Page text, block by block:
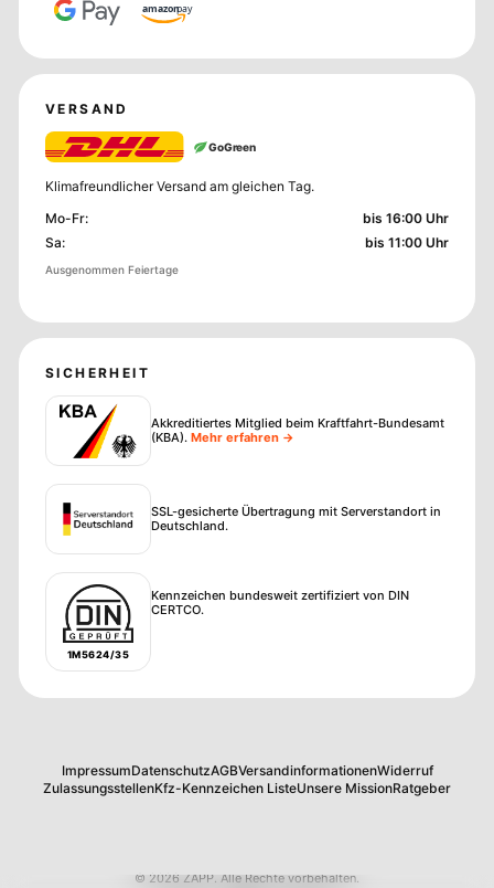
amazonpay
VERSAND
GoGreen
Klimafreundlicher Versand am gleichen Tag.
Mo-Fr:
bis 16:00 Uhr
Sa: bis 11:00 Uhr
Ausgenommen Feiertage
SICHERHEIT
Akkreditiertes Mitglied beim Kraftfahrt-Bundesamt
(KBA). Mehr erfahren →
SSL-gesicherte Übertragung mit Serverstandort in
Deutschland.
1M5624/35
Kennzeichen bundesweit zertifiziert von DIN
CERTCO.
ImpressumDatenschutzAGBVersandinformationenWiderruf
ZulassungsstellenKfz-Kennzeichen ListeUnsere MissionRatgeber
© 2026 ZAPP. Alle Rechte vorbehalten.